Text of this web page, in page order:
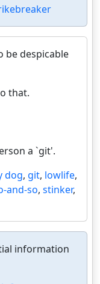
be despicable
that.
a `git'.
dog, git, lowlife,
and-so, stinker,
information